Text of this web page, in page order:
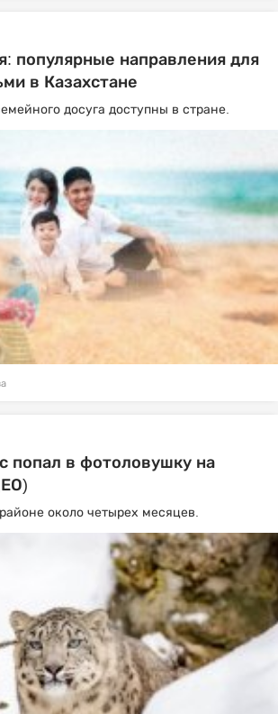
популярные направления для
в Казахстане
досуга доступны в стране.
попал в фотоловушку на
около четырех месяцев.